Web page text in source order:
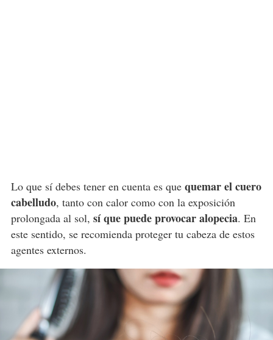
Lo que sí debes tener en cuenta es que quemar el cuero
cabelludo, tanto con calor como con la exposición
prolongada al sol, sí que puede provocar alopecia. En
este sentido, se recomienda proteger tu cabeza de estos
agentes externos.